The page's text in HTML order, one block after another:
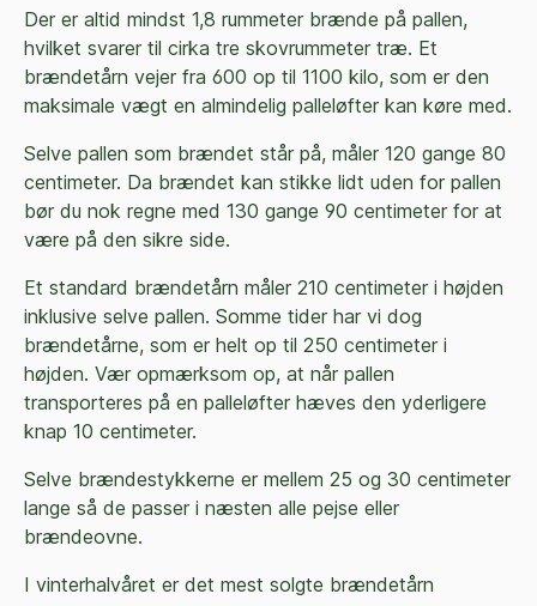
Der er altid mindst 1,8 rummeter brænde på pallen,
hvilket svarer til cirka tre skovrummeter træ. Et
brændetårn vejer fra 600 op til 1100 kilo, som er den
maksimale vægt en almindelig palleløfter kan køre med.
Selve pallen som brændet står på, måler 120 gange 80
centimeter. Da brændet kan stikke lidt uden for pallen
bør du nok regne med 130 gange 90 centimeter for at
være på den sikre side.
Et standard brændetårn måler 210 centimeter i højden
inklusive selve pallen. Somme tider har vi dog
brændetårne, som er helt op til 250 centimeter i
højden. Vær opmærksom op, at når pallen
transporteres på en palleløfter hæves den yderligere
knap 10 centimeter.
Selve brændestykkerne er mellem 25 og 30 centimeter
lange så de passer i næsten alle pejse eller
brændeovne.
I vinterhalvåret er det mest solgte brændetårn